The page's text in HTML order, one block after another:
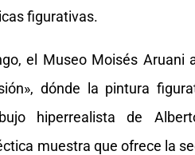
figurativas.
el Museo Moisés Aruani
dónde la pintura
hiperrealista de
muestra que ofrece la